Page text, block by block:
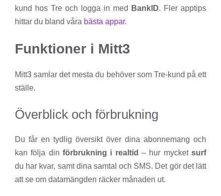
kund hos Tre och logga in med
BankID. Fler apptips
hittar du bland våra bästa appar.
Funktioner i Mitt3
Mitt3 samlar det mesta du behöver som Tre-kund på ett
ställe.
Överblick och förbrukning
Du får en tydlig översikt över dina abonnemang och
kan följa din förbrukning i realtid – hur mycketsurf
du har kvar, samt dina samtal och SMS. Det gör det lätt
att se om datamängden räcker månaden ut.